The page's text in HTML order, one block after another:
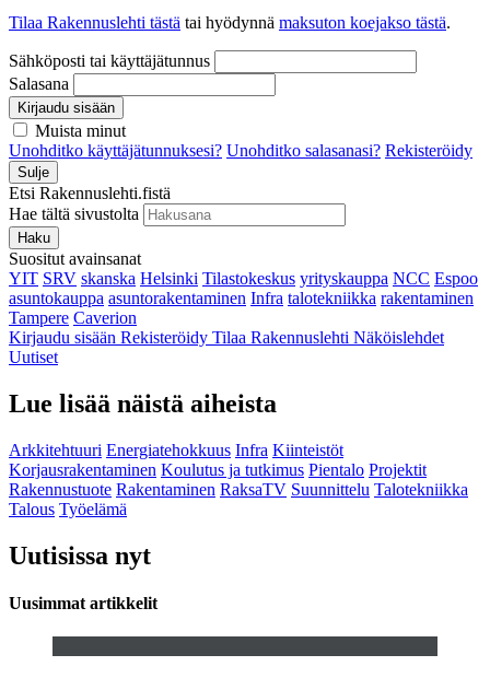
Tilaa Rakennuslehti tästä tai hyödynnä maksuton koejakso tästä.
Sähköposti tai käyttäjätunnus
Salasana
Kirjaudu sisään
Muista minut
Unohditko käyttäjätunnuksesi? Unohditko salasanasi? Rekisteröidy
Sulje
Etsi Rakennuslehti.fistä
Hae tältä sivustolta
Haku
Suositut avainsanat
YIT SRV skanska Helsinki Tilastokeskus yrityskauppa NCC Espoo
asuntokauppa asuntorakentaminen Infra talotekniikka rakentaminen
Tampere Caverion
Kirjaudu sisään Rekisteröidy Tilaa Rakennuslehti Näköislehdet
Uutiset
Lue lisää näistä aiheista
Arkkitehtuuri Energiatehokkuus Infra Kiinteistöt
Korjausrakentaminen Koulutus ja tutkimus Pientalo Projektit
Rakennustuote Rakentaminen RaksaTV Suunnittelu Talotekniikka
Talous Työelämä
Uutisissa nyt
Uusimmat artikkelit